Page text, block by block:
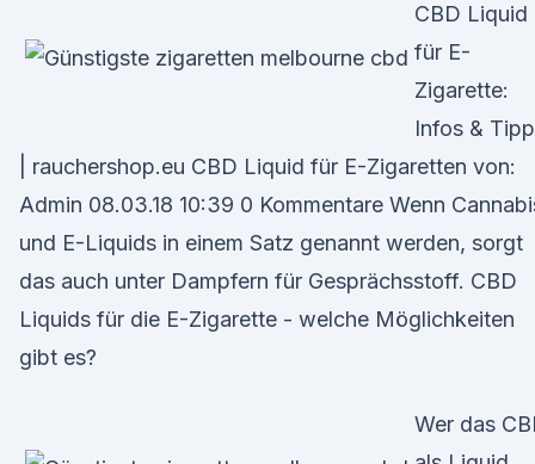
CBD Liquid
für E-
Zigarette:
Infos &
| rauchershop.eu CBD Liquid für E-Zigaretten von:
Admin 08.03.18 10:39 0 Kommentare Wenn
und E-Liquids in einem Satz genannt werden, sorgt
das auch unter Dampfern für Gesprächsstoff. CBD
Liquids für die E-Zigarette - welche Möglichkeiten
gibt es?
Wer das